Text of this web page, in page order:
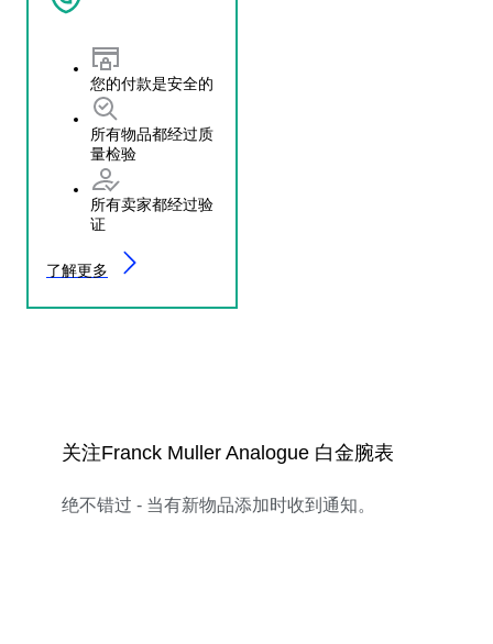
您的付款是安全的
所有物品都经过质
量检验
所有卖家都经过验
证
了解更多
关注Franck Muller Analogue 白金腕表
绝不错过 - 当有新物品添加时收到通知。